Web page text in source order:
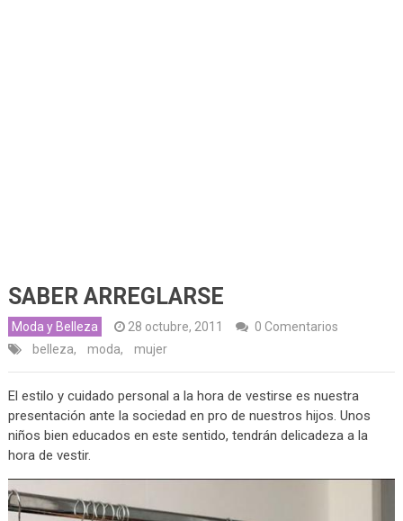
SABER ARREGLARSE
Moda y Belleza 28 octubre, 2011
0 Comentarios
belleza, moda, mujer
El estilo y cuidado personal a la hora de vestirse es nuestra
presentación ante la sociedad en pro de nuestros hijos. Unos
niños bien educados en este sentido, tendrán delicadeza a la
hora de vestir.